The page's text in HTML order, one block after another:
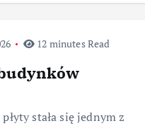
12 minutes Read
stała się jednym z